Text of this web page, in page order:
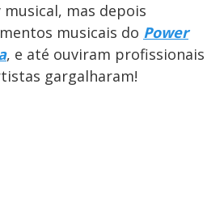
mas depois
musicais do Power
, e até ouviram profissionais
gargalharam!